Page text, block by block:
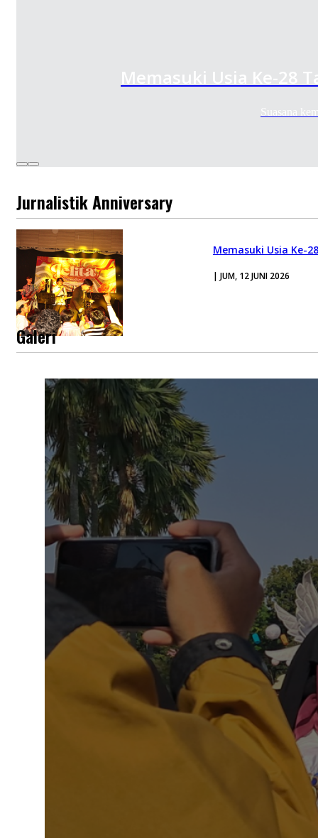
Memasuki Usia Ke-28
Suasana
Jurnalistik Anniversary
Memasuki Usia Ke-
| JUM, 12 JUNI 2026
Galeri